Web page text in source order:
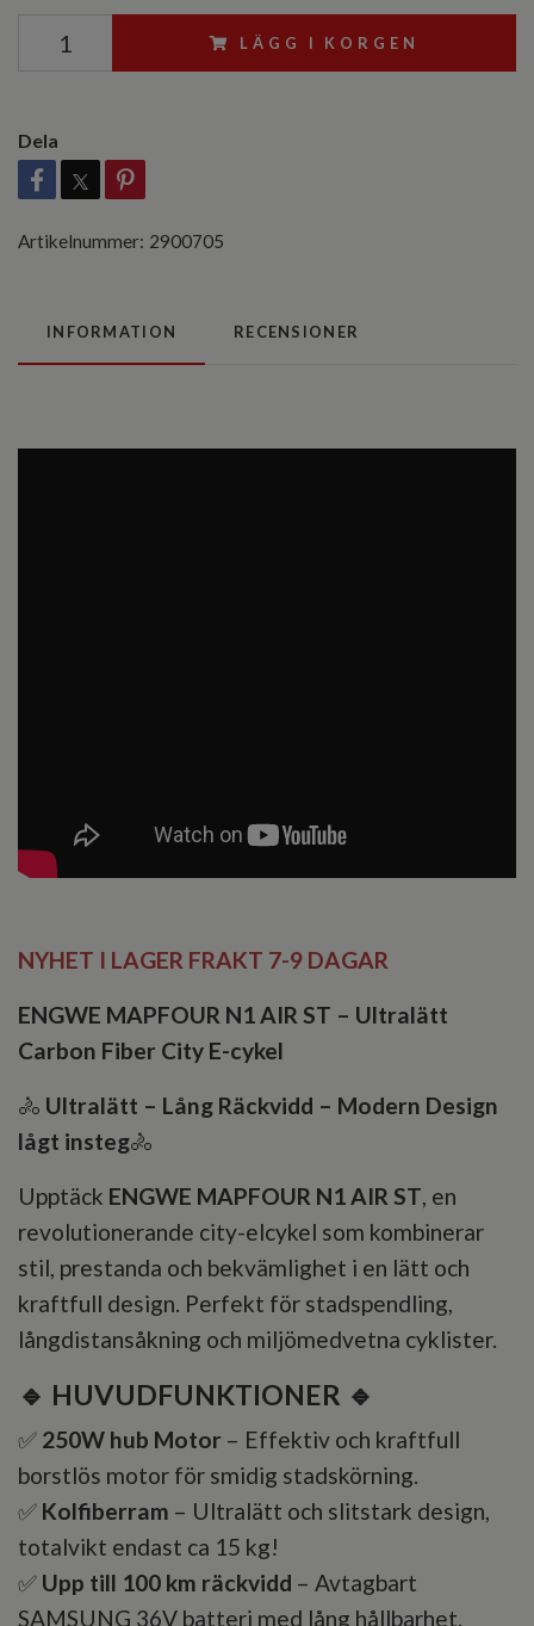
LÄGG I KORGEN
Dela
Artikelnummer: 2900705
INFORMATION RECENSIONER
NYHET I LAGER FRAKT 7-9 DAGAR
ENGWE MAPFOUR N1 AIR ST – Ultralätt
Carbon Fiber City E-cykel
🚴 Ultralätt – Lång Räckvidd – Modern Design
lågt insteg🚴
Upptäck ENGWE MAPFOUR N1 AIR ST, en
revolutionerande city-elcykel som kombinerar
stil, prestanda och bekvämlighet i en lätt och
kraftfull design. Perfekt för stadspendling,
långdistansåkning och miljömedvetna cyklister.
🔹 HUVUDFUNKTIONER 🔹
✅ 250W hub Motor – Effektiv och kraftfull
borstlös motor för smidig stadskörning.
✅ Kolfiberram – Ultralätt och slitstark design,
totalvikt endast ca 15 kg!
✅ Upp till 100 km räckvidd – Avtagbart
SAMSUNG 36V batteri med lång hållbarhet.